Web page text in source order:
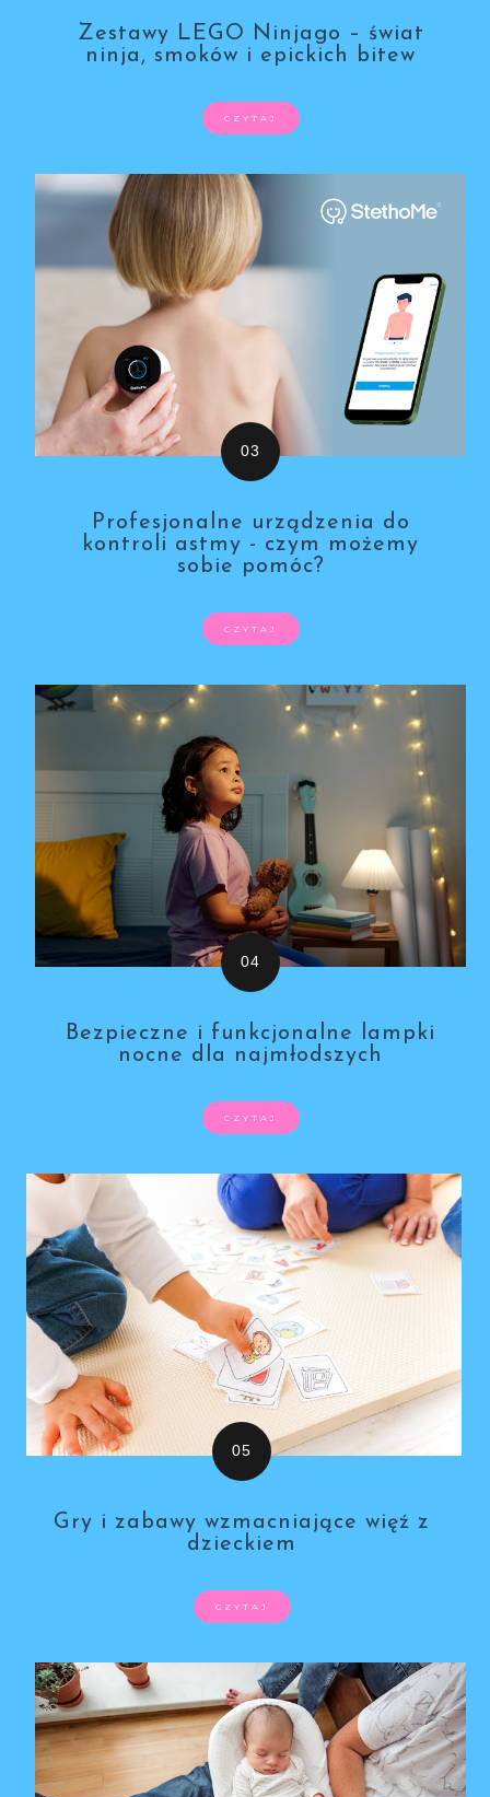
Zestawy LEGO Ninjago – świat
ninja, smoków i epickich bitew
CZYTAJ
Profesjonalne urządzenia do
kontroli astmy - czym możemy
sobie pomóc?
CZYTAJ
Bezpieczne i funkcjonalne lampki
nocne dla najmłodszych
CZYTAJ
Gry i zabawy wzmacniające więź z
dzieckiem
CZYTAJ